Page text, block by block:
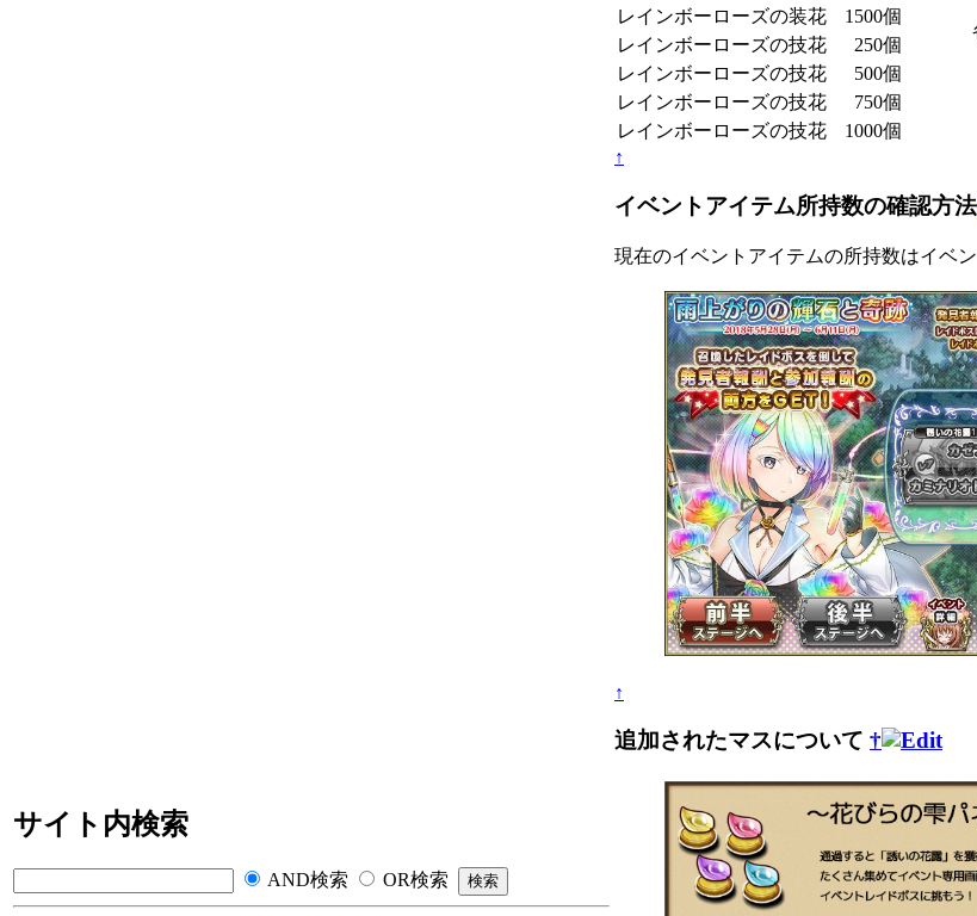
サイト内検索
AND検索 OR検索
レインボーローズの装花
1500個
レインボーローズの技花
250個
レインボーローズの技花
500個
レインボーローズの技花
750個
レインボーローズの技花
1000個
↑
イベントアイテム所持数の確認方法
現在のイベントアイテムの所持数はイベ
↑
追加されたマスについて †